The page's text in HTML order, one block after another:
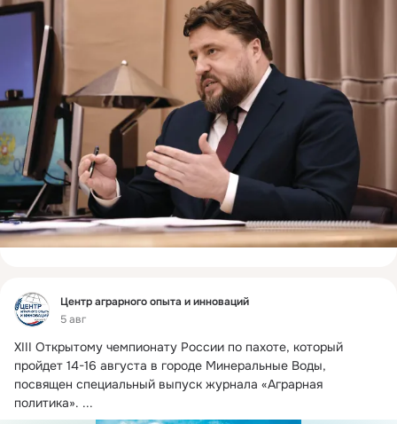
Фид
Центр аграрного опыта и инноваций
5 авг
XIII Открытому чемпионату России по пахоте, который
пройдет 14-16 августа в городе Минеральные Воды,
посвящен специальный выпуск журнала «Аграрная
политика». ...